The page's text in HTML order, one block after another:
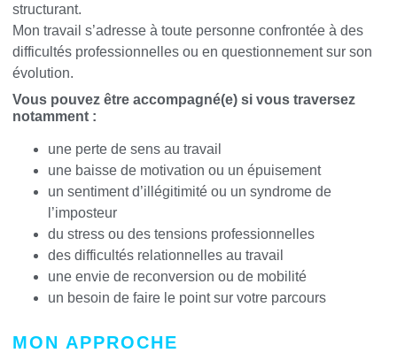
structurant.
Mon travail s’adresse à toute personne confrontée à des
difficultés professionnelles ou en questionnement sur son
évolution.
Vous pouvez être accompagné(e) si vous traversez
notamment :
une perte de sens au travail
une baisse de motivation ou un épuisement
un sentiment d’illégitimité ou un syndrome de
l’imposteur
du stress ou des tensions professionnelles
des difficultés relationnelles au travail
une envie de reconversion ou de mobilité
un besoin de faire le point sur votre parcours
MON APPROCHE